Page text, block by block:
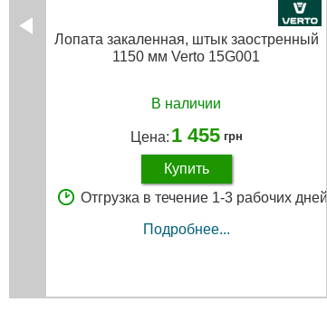
Лопата закаленная, штык заостренный
1150 мм Verto 15G001
В наличии
Цена: 1 455 грн
Купить
Отгрузка в течение 1-3 рабочих дней
Подробнее...